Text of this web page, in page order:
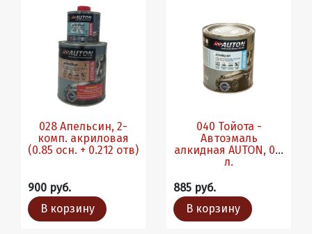
028 Апельсин, 2-
комп. акриловая
(0.85 осн. + 0.212 отв)
900 руб.
В корзину
040 Тойота -
Автоэмаль
алкидная AUTON, 0.8
л.
885 руб.
В корзину